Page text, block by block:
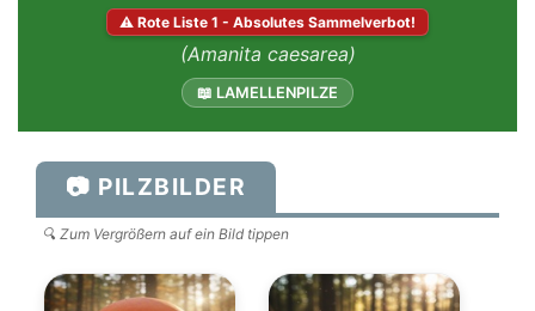
⚠ Rote Liste 1 - Absolutes Sammelverbot!
(Amanita caesarea)
📖 LAMELLENPILZE
📷 PILZBILDER
🔍 Zum Vergrößern auf ein Bild tippen